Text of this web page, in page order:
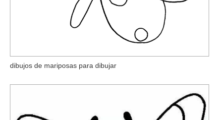
dibujos de mariposas para dibujar